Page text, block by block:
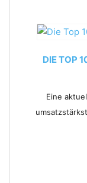
DIE TOP
Eine